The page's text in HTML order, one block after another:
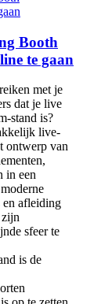
Booth
te gaan
met je
dat je live
stand is?
live-
ontwerp van
in een
en afleiding
sfeer te
is de